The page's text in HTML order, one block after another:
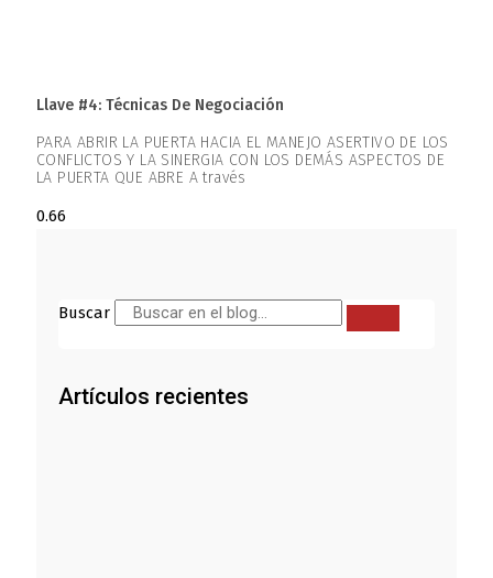
Llave #4: Técnicas De Negociación
PARA ABRIR LA PUERTA HACIA EL MANEJO ASERTIVO DE LOS
CONFLICTOS Y LA SINERGIA CON LOS DEMÁS ASPECTOS DE
LA PUERTA QUE ABRE A través
Buscar
Artículos recientes